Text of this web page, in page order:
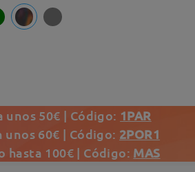
unos 50€ | Código: 1PAR
unos 60€ | Código: 2POR1
hasta 100€ | Código: MAS